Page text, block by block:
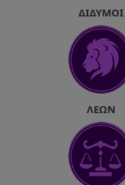
ΔΊΔΥΜΟΙ
ΛΈΩΝ